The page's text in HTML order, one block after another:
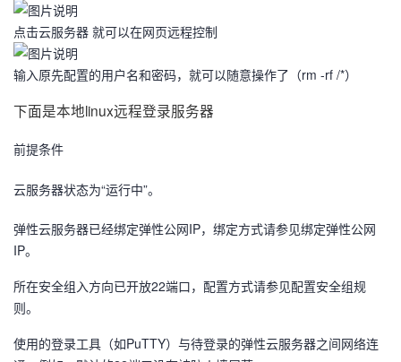
的
博
客
我
的
论
我
的
我
动
关
注
我
的
开
我
的
我
点击云服务器 就可以在网页远程控制
输入原先配置的用户名和密码，就可以随意操作了（rm -rf /*）
下面是本地linux远程登录服务器
前提条件
云服务器状态为“运行中”。
弹性云服务器已经绑定弹性公网IP，绑定方式请参见绑定弹性公网
IP。
所在安全组入方向已开放22端口，配置方式请参见配置安全组规
则。
使用的登录工具（如PuTTY）与待登录的弹性云服务器之间网络连